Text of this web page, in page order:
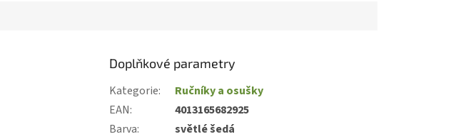
Doplňkové parametry
Kategorie:
Ručníky a osušky
EAN:
4013165682925
Barva:
světlé šedá